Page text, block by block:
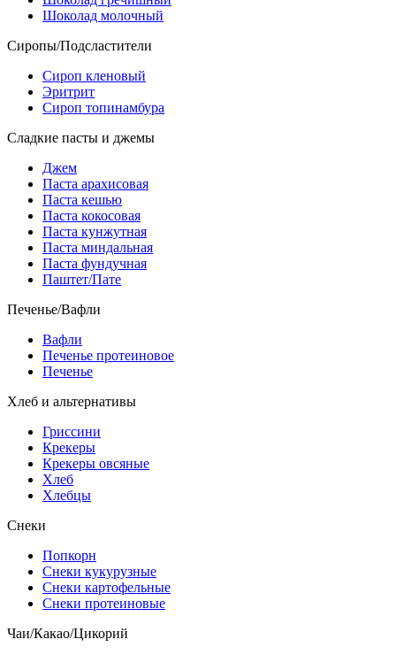
Шоколад молочный
Сиропы/Подсластители
Сироп кленовый
Эритрит
Сироп топинамбура
Сладкие пасты и джемы
Джем
Паста арахисовая
Паста кешью
Паста кокосовая
Паста кунжутная
Паста миндальная
Паста фундучная
Паштет/Пате
Печенье/Вафли
Вафли
Печенье протеиновое
Печенье
Хлеб и альтернативы
Гриссини
Крекеры
Крекеры овсяные
Хлеб
Хлебцы
Снеки
Попкорн
Снеки кукурузные
Снеки картофельные
Снеки протеиновые
Чаи/Какао/Цикорий